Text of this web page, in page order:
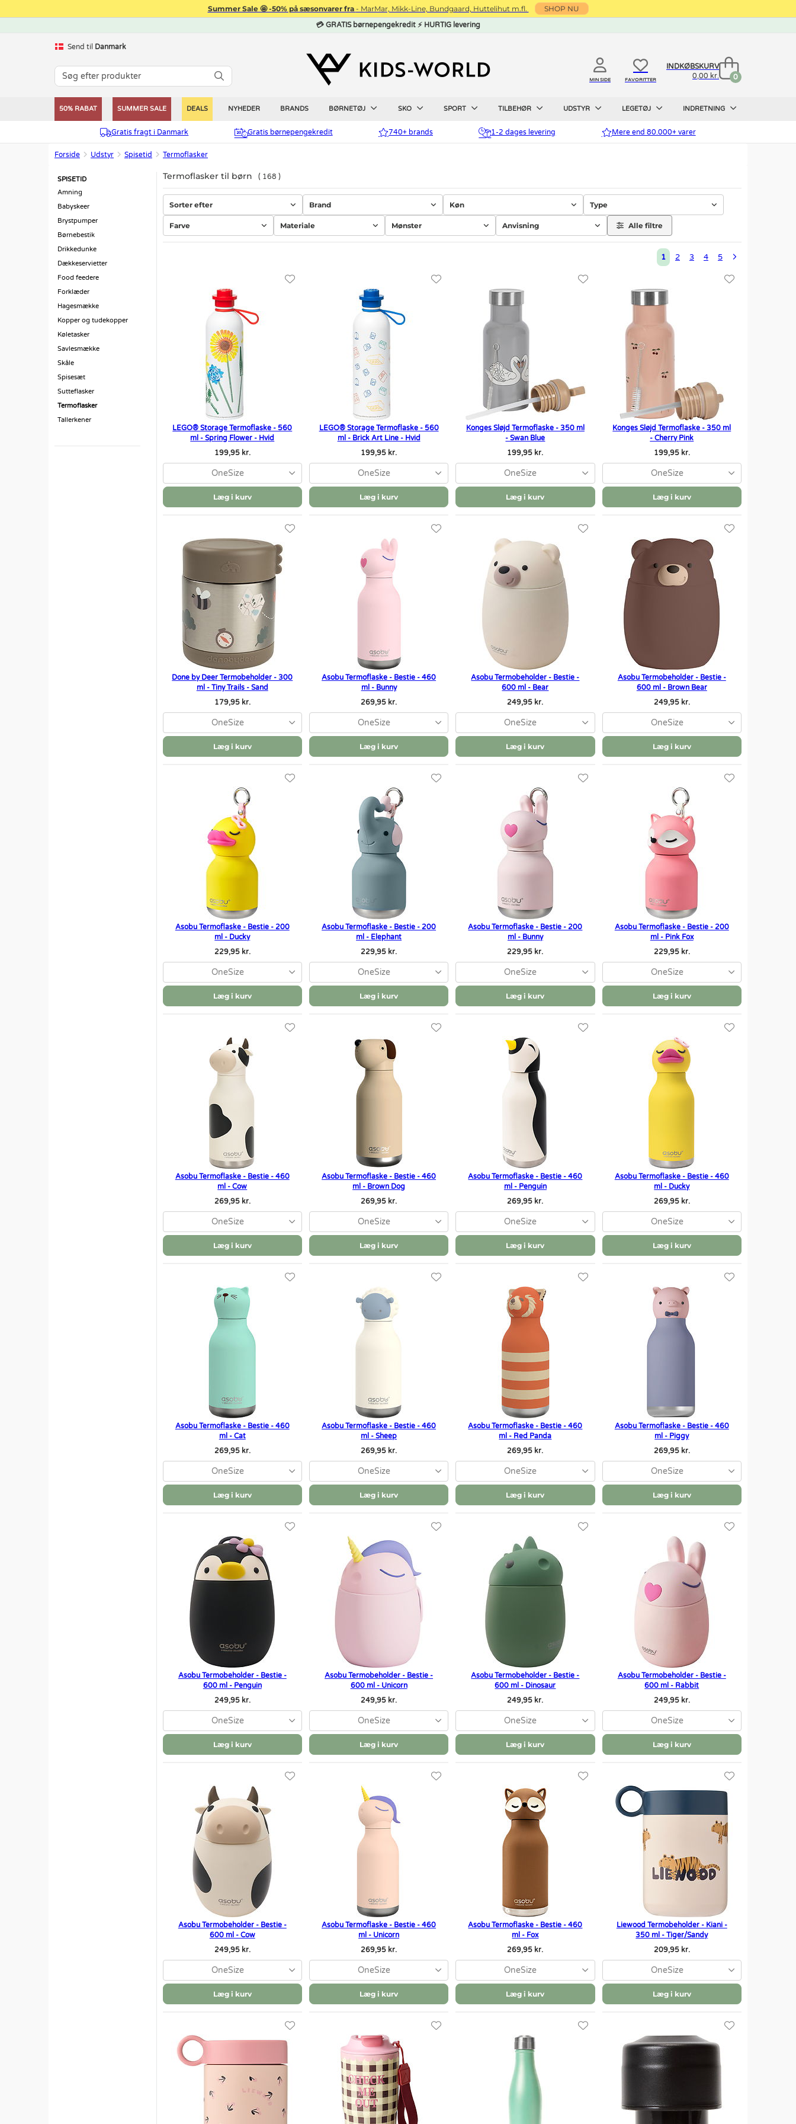
Summer Sale 🤩 -50% på sæsonvarer fra - MarMar, Mikk-Line, Bundgaard, Huttelihut m.fl. SHOP NU
💳 GRATIS børnepengekredit ⚡ HURTIG levering
Send til Danmark
MIN SIDE FAVORITTER
INDKØBSKURV
0,00 kr.
0
50% RABAT SUMMER SALE DEALS NYHEDER BRANDS BØRNETØJ SKO SPORT TILBEHØR UDSTYR LEGETØJ INDRETNING
Gratis fragt i Danmark Gratis børnepengekredit 740+ brands 1-2 dages levering Mere end 80.000+ varer
Forside Udstyr Spisetid Termoflasker
SPISETID
Amning
Babyskeer
Brystpumper
Børnebestik
Drikkedunke
Dækkeservietter
Food feedere
Forklæder
Hagesmække
Kopper og tudekopper
Køletasker
Savlesmække
Skåle
Spisesæt
Sutteflasker
Termoflasker
Tallerkener
Termoflasker til børn 168
Sorter efter Brand Køn Type
Farve Materiale Mønster Anvisning Alle filtre
1 2 3 4 5
LEGO® Storage Termoflaske - 560
ml - Spring Flower - Hvid
199,95 kr.
OneSize
Læg i kurv
LEGO® Storage Termoflaske - 560
ml - Brick Art Line - Hvid
199,95 kr.
OneSize
Læg i kurv
Konges Sløjd Termoflaske - 350 ml
- Swan Blue
199,95 kr.
OneSize
Læg i kurv
Konges Sløjd Termoflaske - 350 ml
- Cherry Pink
199,95 kr.
OneSize
Læg i kurv
Done by Deer Termobeholder - 300
ml - Tiny Trails - Sand
179,95 kr.
OneSize
Læg i kurv
Asobu Termoflaske - Bestie - 460
ml - Bunny
269,95 kr.
OneSize
Læg i kurv
Asobu Termobeholder - Bestie -
600 ml - Bear
249,95 kr.
OneSize
Læg i kurv
Asobu Termobeholder - Bestie -
600 ml - Brown Bear
249,95 kr.
OneSize
Læg i kurv
Asobu Termoflaske - Bestie - 200
ml - Ducky
229,95 kr.
OneSize
Læg i kurv
Asobu Termoflaske - Bestie - 200
ml - Elephant
229,95 kr.
OneSize
Læg i kurv
Asobu Termoflaske - Bestie - 200
ml - Bunny
229,95 kr.
OneSize
Læg i kurv
Asobu Termoflaske - Bestie - 200
ml - Pink Fox
229,95 kr.
OneSize
Læg i kurv
Asobu Termoflaske - Bestie - 460
ml - Cow
269,95 kr.
OneSize
Læg i kurv
Asobu Termoflaske - Bestie - 460
ml - Brown Dog
269,95 kr.
OneSize
Læg i kurv
Asobu Termoflaske - Bestie - 460
ml - Penguin
269,95 kr.
OneSize
Læg i kurv
Asobu Termoflaske - Bestie - 460
ml - Ducky
269,95 kr.
OneSize
Læg i kurv
Asobu Termoflaske - Bestie - 460
ml - Cat
269,95 kr.
OneSize
Læg i kurv
Asobu Termoflaske - Bestie - 460
ml - Sheep
269,95 kr.
OneSize
Læg i kurv
Asobu Termoflaske - Bestie - 460
ml - Red Panda
269,95 kr.
OneSize
Læg i kurv
Asobu Termoflaske - Bestie - 460
ml - Piggy
269,95 kr.
OneSize
Læg i kurv
Asobu Termobeholder - Bestie -
600 ml - Penguin
249,95 kr.
OneSize
Læg i kurv
Asobu Termobeholder - Bestie -
600 ml - Unicorn
249,95 kr.
OneSize
Læg i kurv
Asobu Termobeholder - Bestie -
600 ml - Dinosaur
249,95 kr.
OneSize
Læg i kurv
Asobu Termobeholder - Bestie -
600 ml - Rabbit
249,95 kr.
OneSize
Læg i kurv
Asobu Termobeholder - Bestie -
600 ml - Cow
249,95 kr.
OneSize
Læg i kurv
Asobu Termoflaske - Bestie - 460
ml - Unicorn
269,95 kr.
OneSize
Læg i kurv
Asobu Termoflaske - Bestie - 460
ml - Fox
269,95 kr.
OneSize
Læg i kurv
Liewood Termobeholder - Kiani -
350 ml - Tiger/Sandy
209,95 kr.
OneSize
Læg i kurv